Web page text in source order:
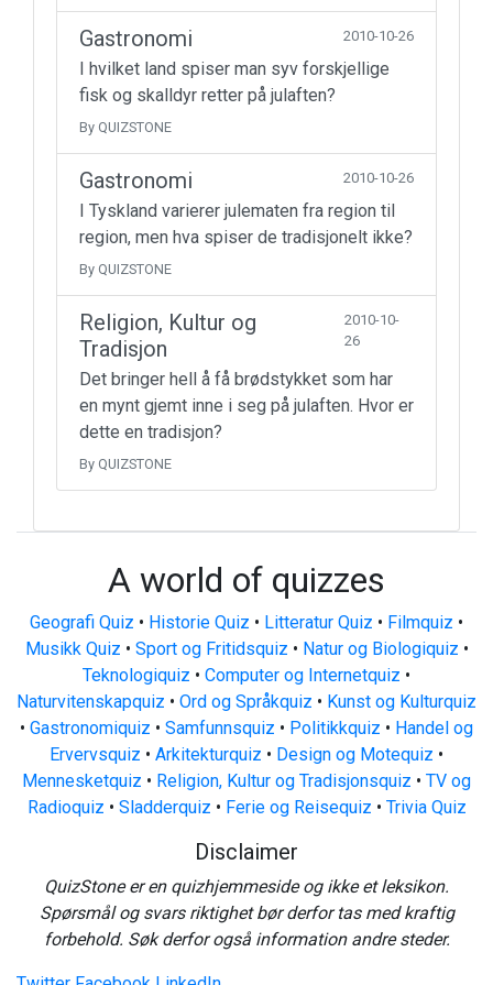
Gastronomi 2010-10-26
I hvilket land spiser man syv forskjellige
fisk og skalldyr retter på julaften?
By QUIZSTONE
Gastronomi 2010-10-26
I Tyskland varierer julematen fra region til
region, men hva spiser de tradisjonelt ikke?
By QUIZSTONE
Religion, Kultur og
Tradisjon
2010-10-
26
Det bringer hell å få brødstykket som har
en mynt gjemt inne i seg på julaften. Hvor er
dette en tradisjon?
By QUIZSTONE
A world of quizzes
Geografi Quiz • Historie Quiz • Litteratur Quiz • Filmquiz •
Musikk Quiz • Sport og Fritidsquiz • Natur og Biologiquiz •
Teknologiquiz • Computer og Internetquiz •
Naturvitenskapquiz • Ord og Språkquiz • Kunst og Kulturquiz
• Gastronomiquiz • Samfunnsquiz • Politikkquiz • Handel og
Ervervsquiz • Arkitekturquiz • Design og Motequiz •
Mennesketquiz • Religion, Kultur og Tradisjonsquiz • TV og
Radioquiz • Sladderquiz • Ferie og Reisequiz • Trivia Quiz
Disclaimer
QuizStone er en quizhjemmeside og ikke et leksikon.
Spørsmål og svars riktighet bør derfor tas med kraftig
forbehold. Søk derfor også information andre steder.